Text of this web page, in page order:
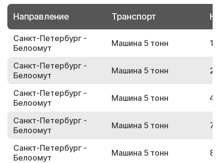
Направление Транспорт
Санкт-Петербург -
Белоомут
Машина 5 тонн
Санкт-Петербург -
Белоомут
Машина 5 тонн
Санкт-Петербург -
Белоомут
Машина 5 тонн
Санкт-Петербург -
Белоомут
Машина 5 тонн
Санкт-Петербург -
Белоомут
Машина 5 тонн